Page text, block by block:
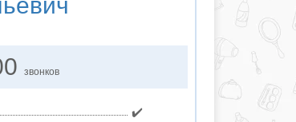
звонков
✔️